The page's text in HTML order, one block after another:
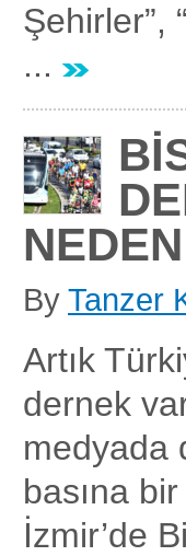
Şehirler”,
...
By Tanzer
Artık
dernek
medyada
basına
İzmir’de